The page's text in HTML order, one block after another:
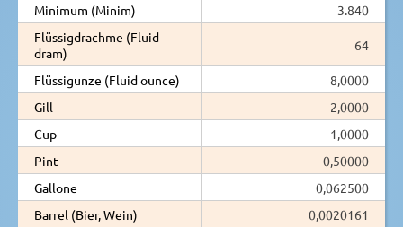
Minimum (Minim)
3.840
Flüssigdrachme (Fluid
dram)
64
Flüssigunze (Fluid ounce)
8,0000
Gill
2,0000
Cup
1,0000
Pint
0,50000
Gallone
0,062500
Barrel (Bier, Wein)
0,0020161